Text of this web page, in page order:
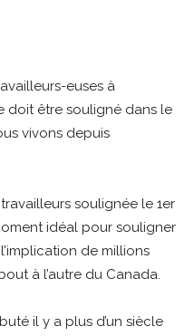
euses à
doit être souligné dans le
vivons depuis
soulignée le 1er
idéal pour souligner
de millions
à l’autre du Canada.
il y a plus d’un siècle